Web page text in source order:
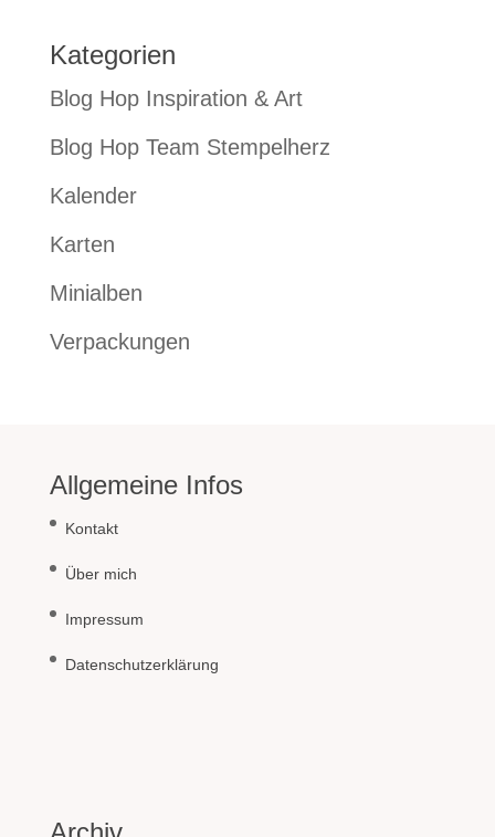
Kategorien
Blog Hop Inspiration & Art
Blog Hop Team Stempelherz
Kalender
Karten
Minialben
Verpackungen
Allgemeine Infos
Kontakt
Über mich
Impressum
Datenschutzerklärung